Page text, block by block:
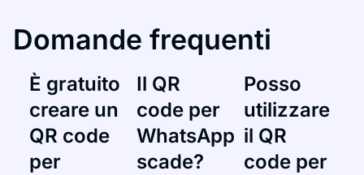
Domande frequenti
È gratuito
creare un
QR code
per
Il QR
code per
WhatsApp
scade?
Posso
utilizzare
il QR
code per